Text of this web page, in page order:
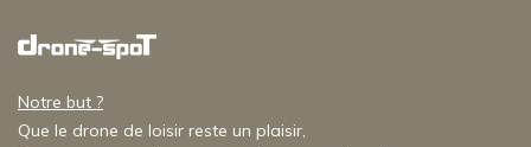
Notre but ?
Que le drone de loisir reste un plaisir,